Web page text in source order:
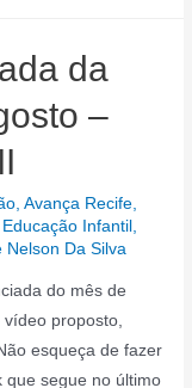
da
–
,Avança Recife
Educação Infantil
Nelson Da Silva
do mês de
proposto,
esqueça de fazer
que segue no último